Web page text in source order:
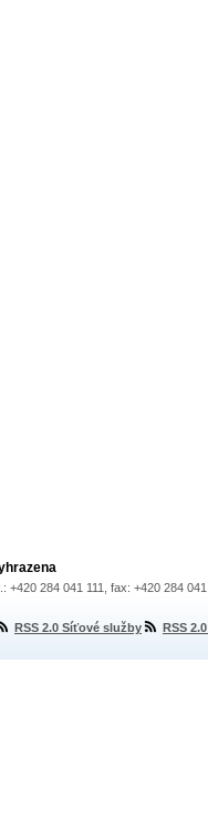
+420 284 041 111, fax: +420 284
RSS 2.0 Síťové služby RSS